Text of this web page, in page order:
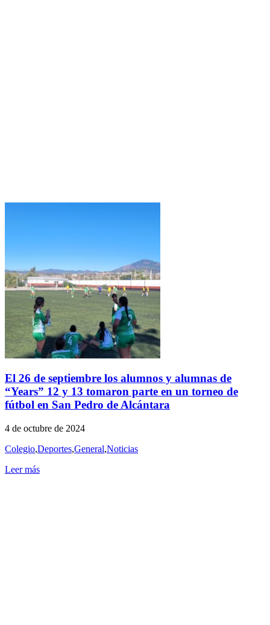
El 26 de septiembre los alumnos y alumnas de
“Years” 12 y 13 tomaron parte en un torneo de
fútbol en San Pedro de Alcántara
4 de octubre de 2024
Colegio,Deportes,General,Noticias
Leer más